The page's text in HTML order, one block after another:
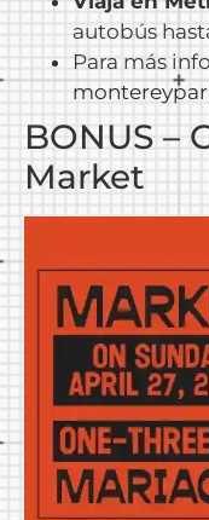
autobús
Para más
BONUS –
Market